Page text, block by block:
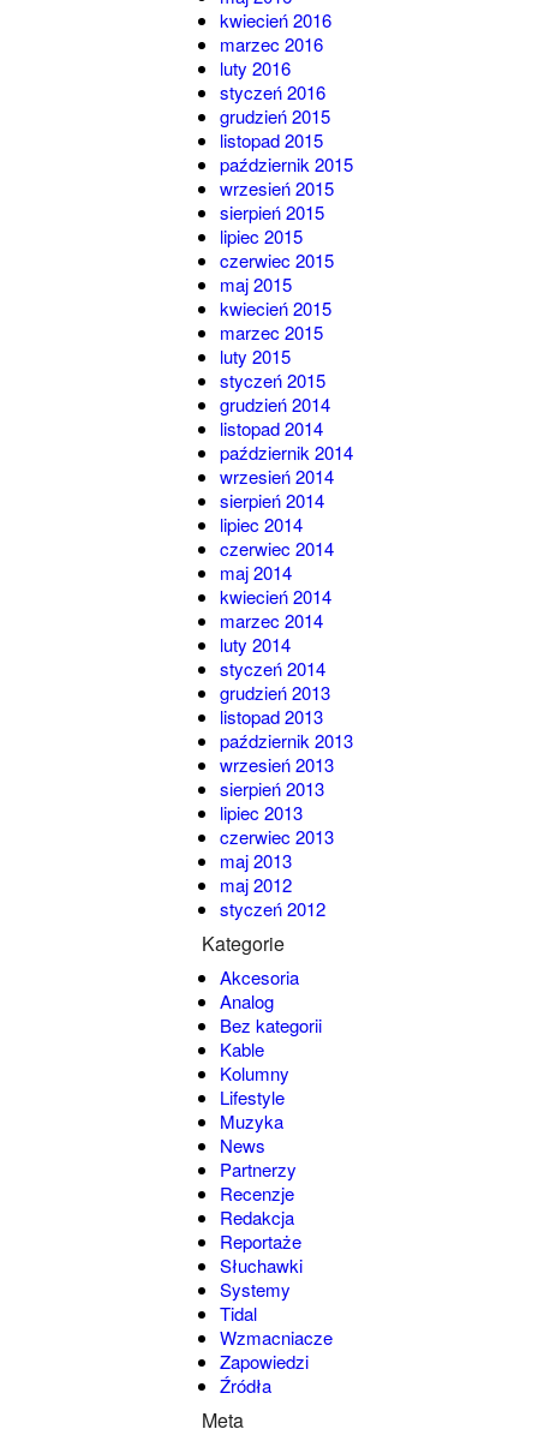
kwiecień 2016
marzec 2016
luty 2016
styczeń 2016
grudzień 2015
listopad 2015
październik 2015
wrzesień 2015
sierpień 2015
lipiec 2015
czerwiec 2015
maj 2015
kwiecień 2015
marzec 2015
luty 2015
styczeń 2015
grudzień 2014
listopad 2014
październik 2014
wrzesień 2014
sierpień 2014
lipiec 2014
czerwiec 2014
maj 2014
kwiecień 2014
marzec 2014
luty 2014
styczeń 2014
grudzień 2013
listopad 2013
październik 2013
wrzesień 2013
sierpień 2013
lipiec 2013
czerwiec 2013
maj 2013
maj 2012
styczeń 2012
Kategorie
Akcesoria
Analog
Bez kategorii
Kable
Kolumny
Lifestyle
Muzyka
News
Partnerzy
Recenzje
Redakcja
Reportaże
Słuchawki
Systemy
Tidal
Wzmacniacze
Zapowiedzi
Źródła
Meta